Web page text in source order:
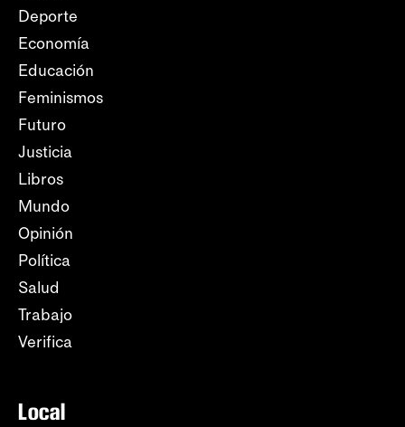
Deporte
Economía
Educación
Feminismos
Futuro
Justicia
Libros
Mundo
Opinión
Política
Salud
Trabajo
Verifica
Local